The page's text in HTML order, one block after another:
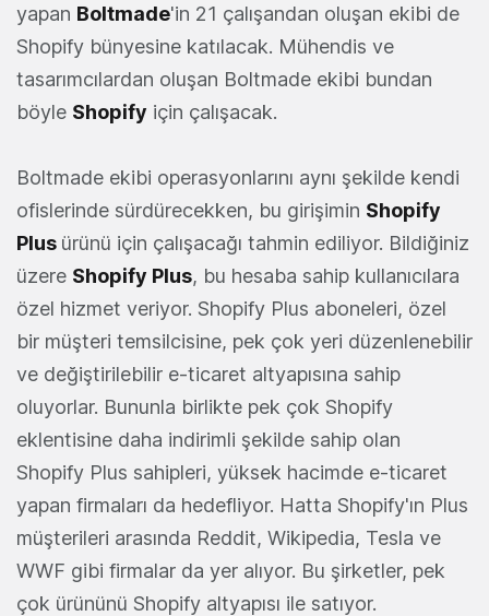
yapan Boltmade'in 21 çalışandan oluşan ekibi de
Shopify bünyesine katılacak. Mühendis ve
tasarımcılardan oluşan Boltmade ekibi bundan
böyle Shopify için çalışacak.
Boltmade ekibi operasyonlarını aynı şekilde kendi
ofislerinde sürdürecekken, bu girişimin Shopify
Plus ürünü için çalışacağı tahmin ediliyor. Bildiğiniz
üzere Shopify Plus, bu hesaba sahip kullanıcılara
özel hizmet veriyor. Shopify Plus aboneleri, özel
bir müşteri temsilcisine, pek çok yeri düzenlenebilir
ve değiştirilebilir e-ticaret altyapısına sahip
oluyorlar. Bununla birlikte pek çok Shopify
eklentisine daha indirimli şekilde sahip olan
Shopify Plus sahipleri, yüksek hacimde e-ticaret
yapan firmaları da hedefliyor. Hatta Shopify'ın Plus
müşterileri arasında Reddit, Wikipedia, Tesla ve
WWF gibi firmalar da yer alıyor. Bu şirketler, pek
çok ürününü Shopify altyapısı ile satıyor.